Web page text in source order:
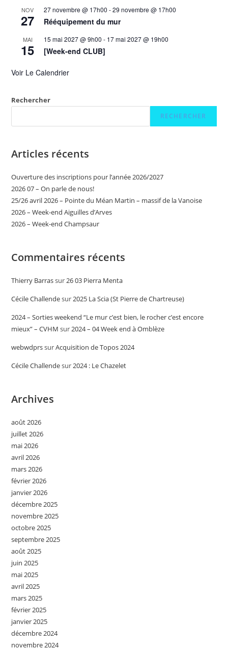
NOV
27
27 novembre @ 17h00 -29 novembre @ 17h00
Rééquipement du mur
MAI
15
15 mai 2027 @ 9h00 - 17 mai 2027 @ 19h00
[Week-end CLUB]
Voir Le Calendrier
Rechercher
RECHERCHER
Articles récents
Ouverture des inscriptions pour l’année 2026/2027
2026 07 – On parle de nous!
25/26 avril 2026 – Pointe du Méan Martin – massif de la Vanoise
2026 – Week-end Aiguilles d’Arves
2026 – Week-end Champsaur
Commentaires récents
Thierry Barrassur 26 03 Pierra Menta
Cécile Challendesur 2025 La Scia (St Pierre de Chartreuse)
2024 – Sorties weekend “Le mur c’est bien, le rocher c’est encore
mieux” – CVHM sur 2024 – 04 Week end à Omblèze
webwdprssurAcquisition de Topos 2024
Cécile Challendesur 2024 : Le Chazelet
Archives
août 2026
juillet 2026
mai 2026
avril 2026
mars 2026
février 2026
janvier 2026
décembre 2025
novembre 2025
octobre 2025
septembre 2025
août 2025
juin 2025
mai 2025
avril 2025
mars 2025
février 2025
janvier 2025
décembre 2024
novembre 2024